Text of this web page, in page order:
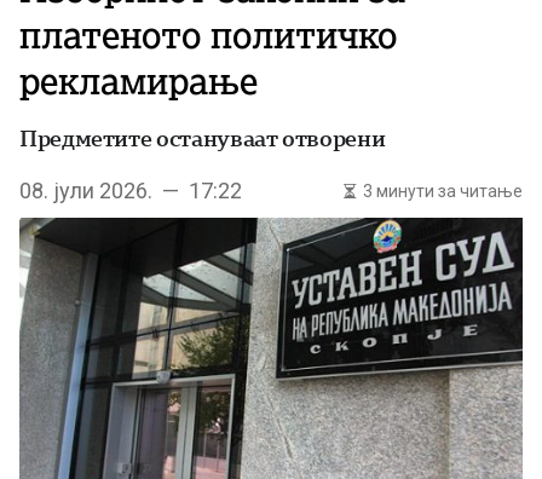
платеното политичко
рекламирање
Предметите остануваат отворени
08. јули 2026. — 17:22 3 минути за читање